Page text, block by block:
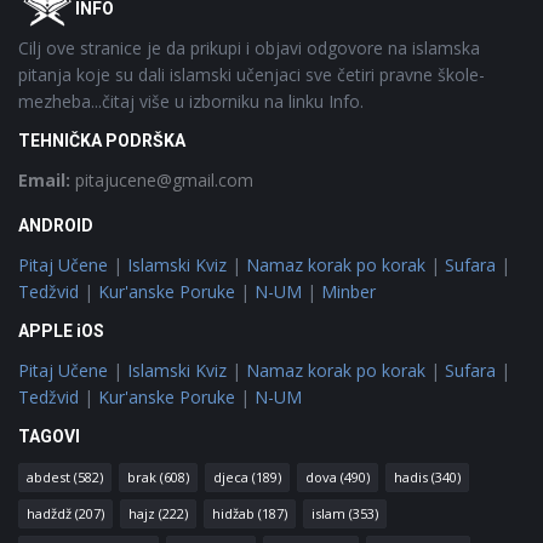
INFO
Cilj ove stranice je da prikupi i objavi odgovore na islamska
pitanja koje su dali islamski učenjaci sve četiri pravne škole-
mezheba...čitaj više u izborniku na linku Info.
TEHNIČKA PODRŠKA
Email: pitajucene@gmail.com
ANDROID
Pitaj Učene | Islamski Kviz | Namaz korak po korak | Sufara |
Tedžvid | Kur'anske Poruke | N-UM | Minber
APPLE iOS
Pitaj Učene | Islamski Kviz | Namaz korak po korak | Sufara |
Tedžvid | Kur'anske Poruke | N-UM
TAGOVI
abdest (582) brak (608) djeca (189) dova (490) hadis (340)
hadždž (207) hajz (222) hidžab (187) islam (353)